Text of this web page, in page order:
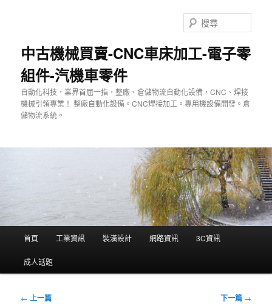
中古機械買賣-CNC車床加工-電子零
組件-汽機車零件
自動化科技，業界首屈一指，整廠、倉儲物流自動化設備，CNC、焊接
機械引領專業！ 整廠自動化設備。CNC焊接加工。專用機設備開發。倉
儲物流系統。
尋
單
首頁 工業資訊 裝潢設計 網路資訊 3C資訊
成人話題
文
← 上一篇 下一篇 →